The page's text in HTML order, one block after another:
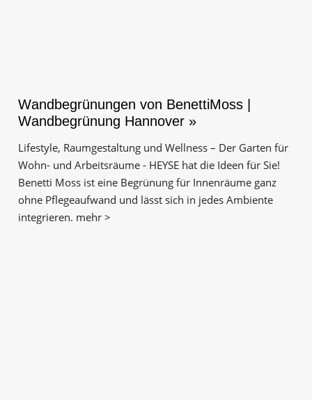
Wandbegrünungen von BenettiMoss |
Wandbegrünung Hannover »
Lifestyle, Raumgestaltung und Wellness – Der Garten für
Wohn- und Arbeitsräume - HEYSE hat die Ideen für Sie!
Benetti Moss ist eine Begrünung für Innenräume ganz
ohne Pflegeaufwand und lässt sich in jedes Ambiente
integrieren. mehr >